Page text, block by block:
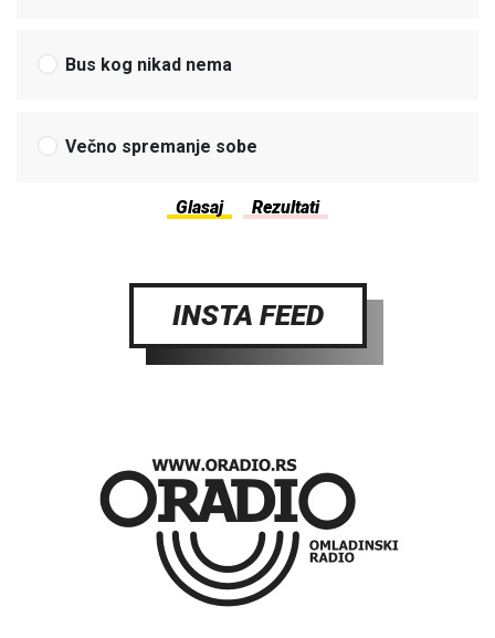
Bus kog nikad nema
Večno spremanje sobe
INSTA FEED